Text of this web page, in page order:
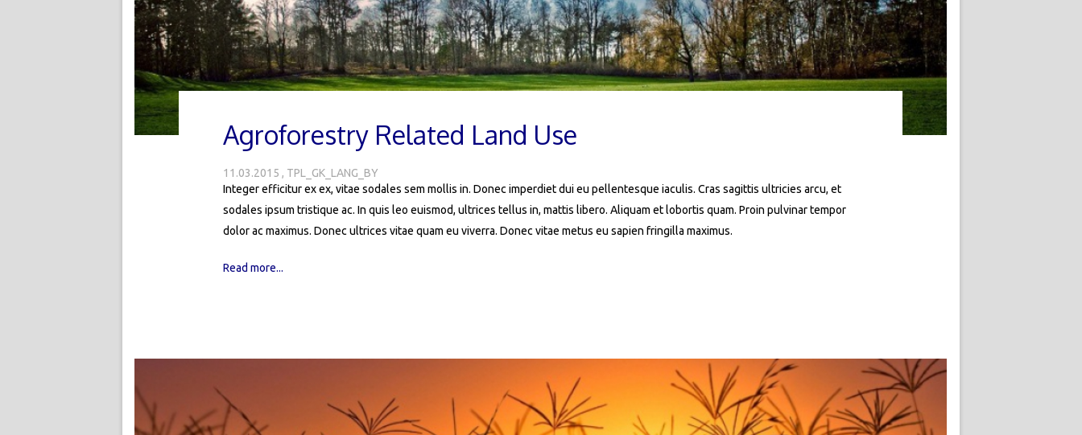
Agroforestry Related Land Use
11.03.2015
TPL_GK_LANG_BY
Integer efficitur ex ex, vitae sodales sem mollis in. Donec imperdiet dui eu pellentesque iaculis. Cras sagittis ultricies arcu, et
sodales ipsum tristique ac. In quis leo euismod, ultrices tellus in, mattis libero. Aliquam et lobortis quam. Proin pulvinar tempor
dolor ac maximus. Donec ultrices vitae quam eu viverra. Donec vitae metus eu sapien fringilla maximus.
Read more...